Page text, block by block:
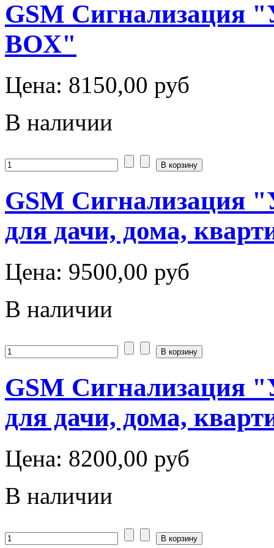
GSM Сигнализация
BOX"
Цена: 8150,00 руб
В наличии
GSM Сигнализация
для дачи, дома,
Цена: 9500,00 руб
В наличии
GSM Сигнализация
для дачи, дома,
Цена: 8200,00 руб
В наличии